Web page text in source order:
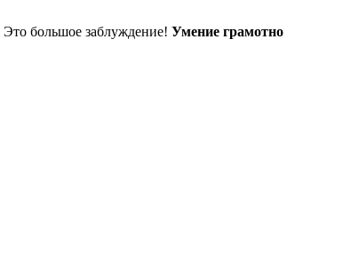
большое заблуждение! Умение грамотно